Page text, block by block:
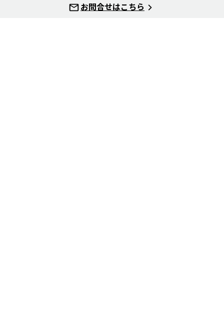
お問合せはこちら